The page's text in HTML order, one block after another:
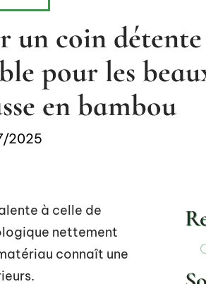
un coin
pour les
en bambou
2025
à celle de
nettement
connaît une